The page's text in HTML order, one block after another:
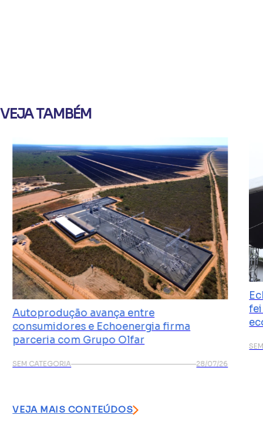
VEJA TAMBÉM
Autoprodução avança entre
consumidores e Echoenergia firma
parceria com Grupo Olfar
SEM CATEGORIA 28/07/26
VEJA MAIS CONTEÚDOS